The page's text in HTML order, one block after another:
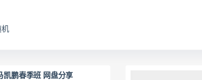
机
凯鹏春季班 网盘分享